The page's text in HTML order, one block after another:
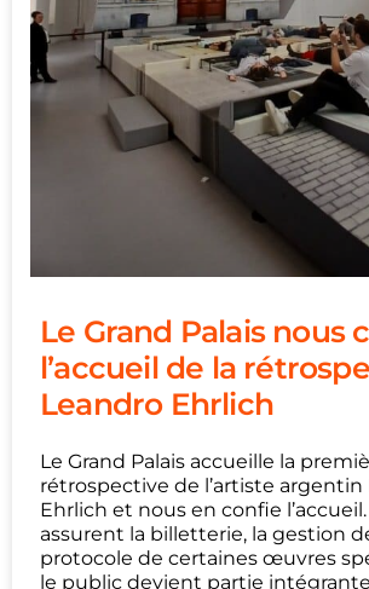
Le Grand Palais nous
l’accueil de la
Leandro Ehrlich
Le Grand Palais accueille la
rétrospective de l’artiste argentin
Ehrlich et nous en confie
assurent la billetterie, la gestion
protocole de certaines œuvres
le public devient partie